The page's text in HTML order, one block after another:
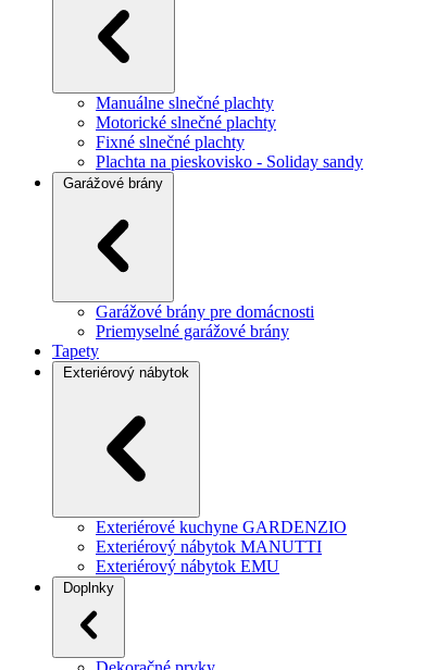
Manuálne slnečné plachty
Motorické slnečné plachty
Fixné slnečné plachty
Plachta na pieskovisko - Soliday sandy
Garážové brány
Garážové brány pre domácnosti
Priemyselné garážové brány
Tapety
Exteriérový nábytok
Exteriérové kuchyne GARDENZIO
Exteriérový nábytok MANUTTI
Exteriérový nábytok EMU
Doplnky